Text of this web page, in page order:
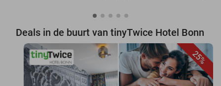
Deals in de buurt van tinyTwice Hotel Bonn
25%